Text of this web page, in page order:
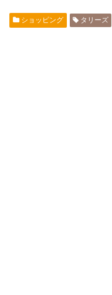
ショッピング タリーズ